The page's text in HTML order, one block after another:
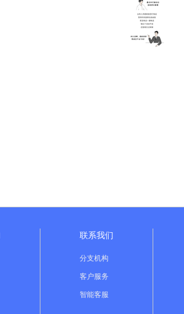
联系我们
分支机构
客户服务
智能客服